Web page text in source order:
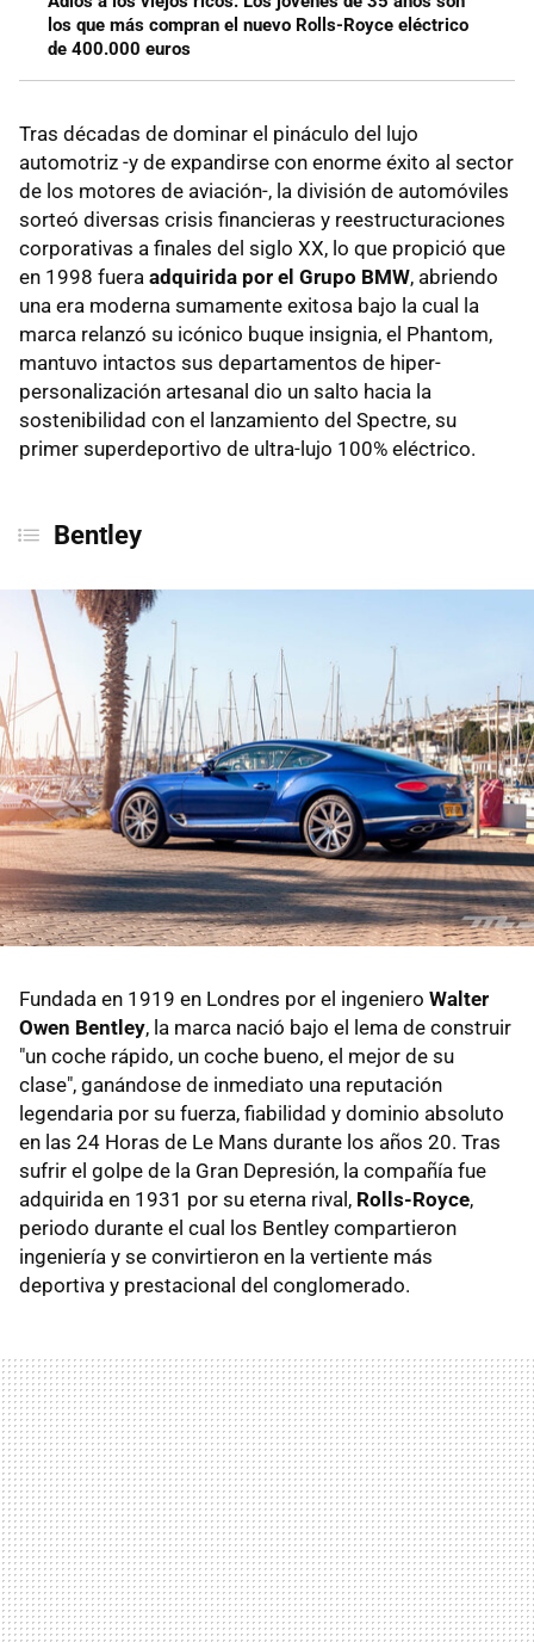
los que más compran el nuevo Rolls-Royce eléctrico
de 400.000 euros
Tras décadas de dominar el pináculo del lujo
automotriz -y de expandirse con enorme éxito al sector
de los motores de aviación-, la división de automóviles
sorteó diversas crisis financieras y reestructuraciones
corporativas a finales del siglo XX, lo que propició que
en 1998 fuera adquirida por el Grupo BMW, abriendo
una era moderna sumamente exitosa bajo la cual la
marca relanzó su icónico buque insignia, el Phantom,
mantuvo intactos sus departamentos de hiper-
personalización artesanal dio un salto hacia la
sostenibilidad con el lanzamiento del Spectre, su
primer superdeportivo de ultra-lujo 100% eléctrico.
Bentley
Fundada en 1919 en Londres por el ingeniero Walter
Owen Bentley, la marca nació bajo el lema de construir
"un coche rápido, un coche bueno, el mejor de su
clase", ganándose de inmediato una reputación
legendaria por su fuerza, fiabilidad y dominio absoluto
en las 24 Horas de Le Mans durante los años 20. Tras
sufrir el golpe de la Gran Depresión, la compañía fue
adquirida en 1931 por su eterna rival, Rolls-Royce,
periodo durante el cual los Bentley compartieron
ingeniería y se convirtieron en la vertiente más
deportiva y prestacional del conglomerado.